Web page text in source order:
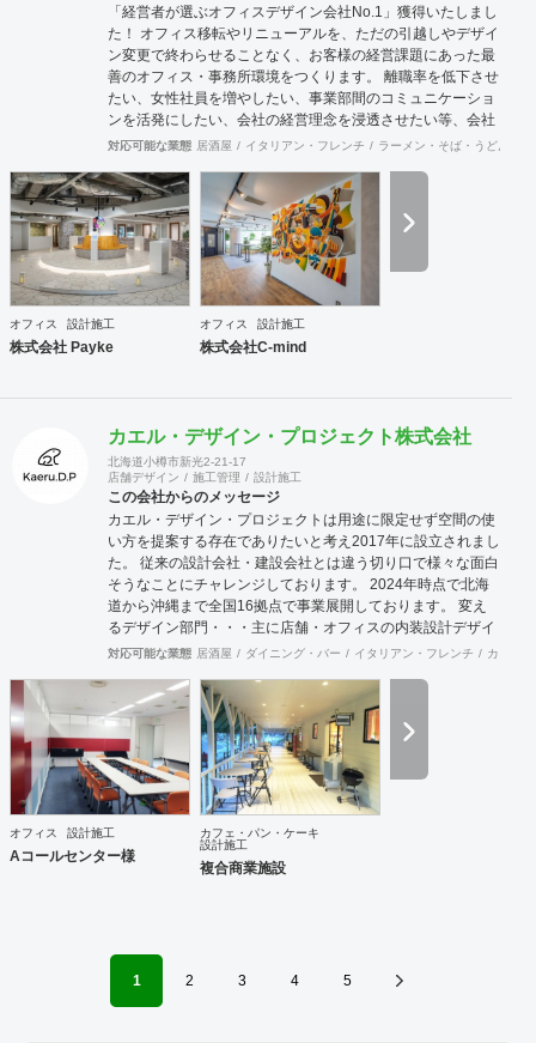
「経営者が選ぶオフィスデザイン会社No.1」獲得いたしまし
た！ オフィス移転やリニューアルを、ただの引越しやデザイ
ン変更で終わらせることなく、お客様の経営課題にあった最
善のオフィス・事務所環境をつくります。 離職率を低下させ
たい、女性社員を増やしたい、事業部間のコミュニケーショ
ンを活発にしたい、会社の経営理念を浸透させたい等、会社
の規模やフェーズによって様々な課題をかかえています。ど
今後どのような事業戦略を描き、どのような組織になってい
きたいのか。それらを共有することがオフィスデザインのス
タートとなります。 また、オフィスはスタッフにとって一日
の大半を過ごす場所です。機能的かつ快適な空間を作ること
は精神的な安心やモチベーション・作業効率の向上に繋がっ
ていくでしょう。このように、経営面の課題と現場の声をし
案させていただきます。
対応可能な業態 居酒屋 イタリアン・フレンチ ラーメン・そば・うどん
オフィス 設計施工
株式会社 Payke
オフィス 設計施工
株式会社C-mind
カエル・デザイン・プロジェクト株式会社
北海道小樽市新光2-21-17
店舗デザイン
施工管理 設計施工
この会社からのメッセージ
カエル・デザイン・プロジェクトは用途に限定せず空間の使
い方を提案する存在でありたいと考え2017年に設立されまし
た。 従来の設計会社・建設会社とは違う切り口で様々な面白
そうなことにチャレンジしております。 2024年時点で北海
道から沖縄まで全国16拠点で事業展開しております。 変え
るデザイン部門・・・主に店舗・オフィスの内装設計デザイ
ン及び施工をお客様と一緒に創り上げます。 Hybrid電気工事
足が深刻化する現場に柔軟に対応します。 自社請け可能職種
内装工事 インテリアデザイン事務所 その他設計 その他建設
サポート 対応可能エリア 北海道・仙台・関東・名古屋・九
州・沖縄コンストラクションマネジメント業務は月単位で出
張常駐対応可能です。
対応可能な業態 居酒屋 ダイニング・バー イタリアン・フレンチ カフェ
オフィス 設計施工
Aコールセンター様
カフェ・パン・ケーキ
設計施工
複合商業施設
1 2 3 4 5